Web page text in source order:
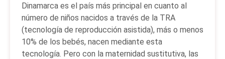
Dinamarca es el país más principal en cuanto al
número de niños nacidos a través de la TRA
(tecnología de reproducción asistida), más o menos
10% de los bebés, nacen mediante esta
tecnología. Pero con la maternidad sustitutiva, las